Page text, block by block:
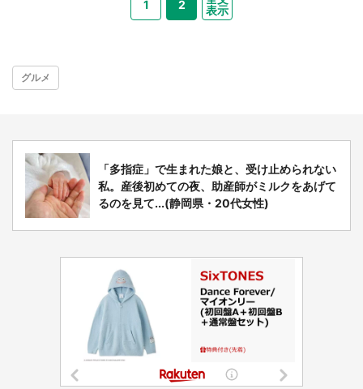
1 2
表示
グルメ
「多指症」で生まれた娘と、受け止められない
私。産後初めての夜、助産師がミルクをあげて
るのを見て...(静岡県・20代女性)